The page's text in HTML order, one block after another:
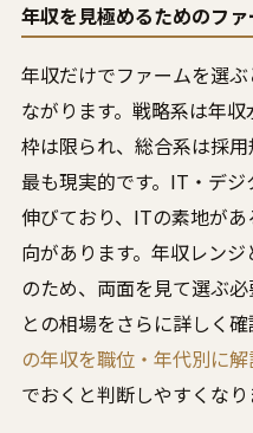
年収を見極めるためのフ
年収だけでファームを選
ながります。戦略系は年
枠は限られ、総合系は採
最も現実的です。IT・デ
伸びており、ITの素地が
向があります。年収レン
のため、両面を見て選ぶ
との相場をさらに詳しく確
の年収を職位・年代別に
でおくと判断しやすくなり